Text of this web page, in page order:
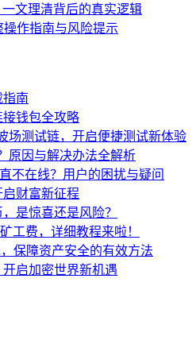
文理清背后的真实逻辑
作指南与风险提示
指南
接钱包全攻略
场测试链，开启便捷测试新体验
原因与解决办法全解析
不在线？用户的困扰与疑问
财富新征程
是惊喜还是风险？
工费，详细教程来啦！
保障资产安全的有效方法
启加密世界新机遇